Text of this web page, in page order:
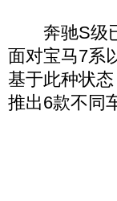
奔驰S级已
面对宝马7系
基于此种状
推出6款不同